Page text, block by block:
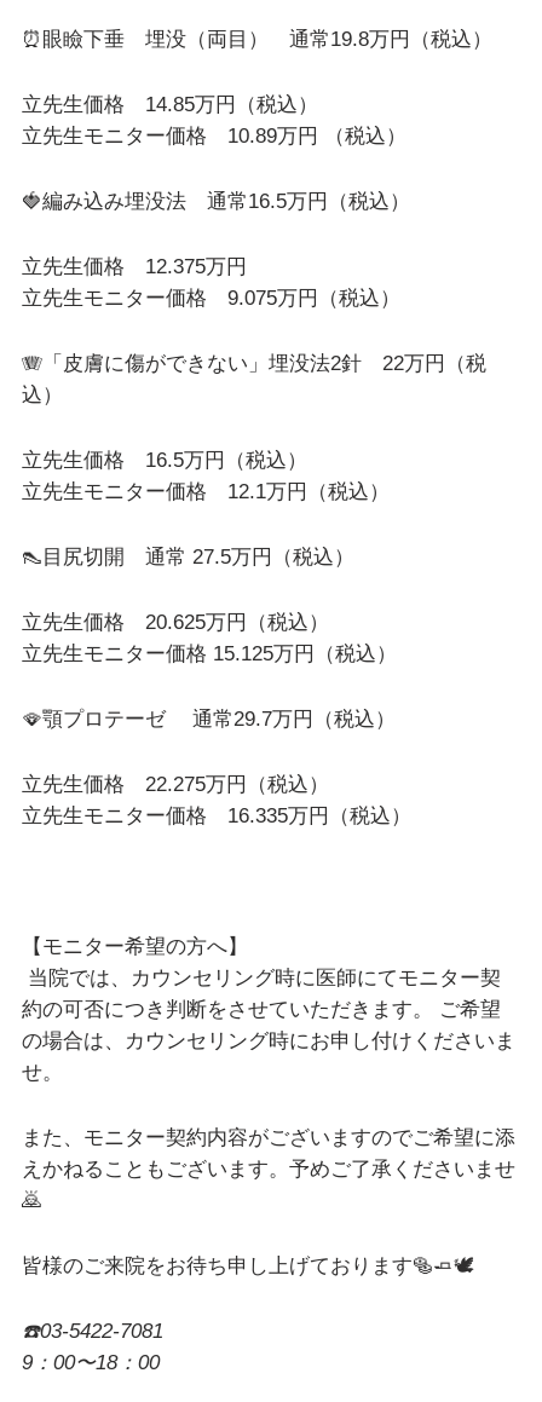
⏰眼瞼下垂 埋没（両目） 通常19.8万円（税込）
立先生価格 14.85万円（税込）
立先生モニター価格 10.89万円 （税込）
🍓編み込み埋没法 通常16.5万円（税込）
立先生価格 12.375万円
立先生モニター価格 9.075万円（税込）
🪗「皮膚に傷ができない」埋没法2針 22万円（税
込）
立先生価格 16.5万円（税込）
立先生モニター価格 12.1万円（税込）
👠目尻切開 通常 27.5万円（税込）
立先生価格 20.625万円（税込）
立先生モニター価格 15.125万円（税込）
🪭顎プロテーゼ 通常29.7万円（税込）
立先生価格 22.275万円（税込）
立先生モニター価格 16.335万円（税込）
【モニター希望の方へ】
当院では、カウンセリング時に医師にてモニター契
約の可否につき判断をさせていただきます。 ご希望
の場合は、カウンセリング時にお申し付けくださいま
せ。
また、モニター契約内容がございますのでご希望に添
えかねることもございます。予めご了承くださいませ
🙇
皆様のご来院をお待ち申し上げております⁡🥯🧈🕊
☎️03-5422-7081
9：00〜18：00